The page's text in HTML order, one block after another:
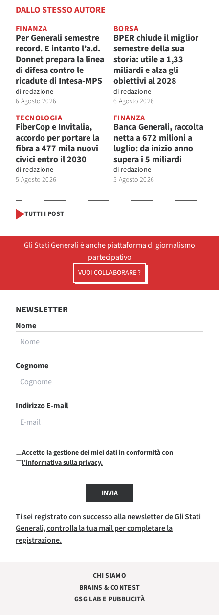
DALLO STESSO AUTORE
FINANZA
Per Generali semestre
record. E intanto l’a.d.
Donnet prepara la linea
di difesa contro le
ricadute di Intesa-MPS
di redazione
6 Agosto 2026
BORSA
BPER chiude il miglior
semestre della sua
storia: utile a 1,33
miliardi e alza gli
obiettivi al 2028
di redazione
6 Agosto 2026
TECNOLOGIA
FiberCop e Invitalia,
accordo per portare la
fibra a 477 mila nuovi
civici entro il 2030
di redazione
5 Agosto 2026
FINANZA
Banca Generali, raccolta
netta a 672 milioni a
luglio: da inizio anno
supera i 5 miliardi
di redazione
5 Agosto 2026
TUTTI I POST
Gli Stati Generali è anche piattaforma di giornalismo
partecipativo
VUOI COLLABORARE ?
NEWSLETTER
Nome
Cognome
Indirizzo E-mail
Accetto la gestione dei miei dati in conformità con
l'informativa sulla privacy.
INVIA
Ti sei registrato con successo alla newsletter de Gli Stati
Generali, controlla la tua mail per completare la
registrazione.
CHI SIAMO
BRAINS & CONTEST
GSG LAB E PUBBLICITÀ